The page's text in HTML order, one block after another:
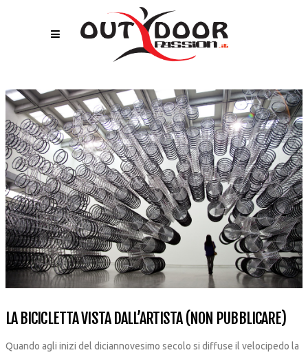
LA BICICLETTA VISTA DALL’ARTISTA (NON PUBBLICARE)
Quando agli inizi del diciannovesimo secolo si diffuse il velocipedo la